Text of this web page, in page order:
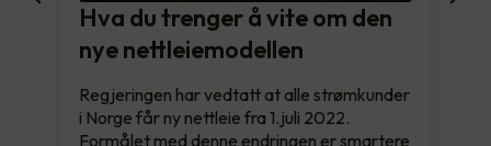
Hva du trenger å vite om den
nye nettleiemodellen
Regjeringen har vedtatt at alle strømkunder
i Norge får ny nettleie fra 1.juli 2022.
Formålet med denne endringen er smartere